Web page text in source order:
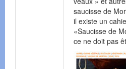
saucisse de
il existe un
«Saucisse de
ce ne doit pas